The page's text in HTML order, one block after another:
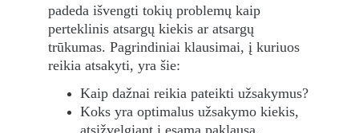
padeda išvengti tokių problemų kaip
perteklinis atsargų kiekis ar atsargų
trūkumas. Pagrindiniai klausimai, į kuriuos
reikia atsakyti, yra šie:
Kaip dažnai reikia pateikti užsakymus?
Koks yra optimalus užsakymo kiekis,
atsižvelgiant į esamą paklausą,